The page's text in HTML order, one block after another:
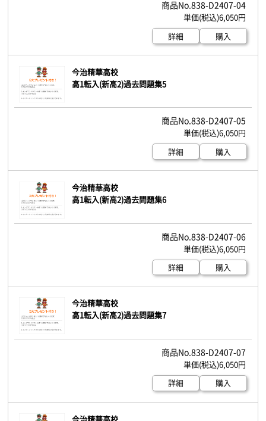
838-D2407-04
6,050円
詳細
購入
今治精華高校
高1転入(新高2)過去問題集5
838-D2407-05
6,050円
詳細
購入
今治精華高校
高1転入(新高2)過去問題集6
838-D2407-06
6,050円
詳細
購入
今治精華高校
高1転入(新高2)過去問題集7
838-D2407-07
6,050円
詳細
購入
今治精華高校